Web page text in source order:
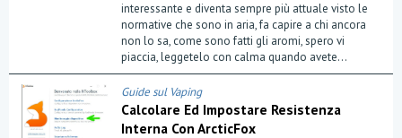
l
l
a
(
e
)
interessante e diventa sempre più attuale visto le
normative che sono in aria, fa capire a chi ancora
non lo sa, come sono fatti gli aromi, spero vi
piaccia, leggetelo con calma quando avete...
Guide sul Vaping
Calcolare Ed Impostare Resistenza
Interna Con ArcticFox